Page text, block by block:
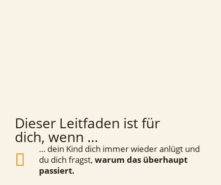
Dieser Leitfaden ist für
dich, wenn …
… dein Kind dich immer wieder anlügt und
du dich fragst, warum das überhaupt
passiert.